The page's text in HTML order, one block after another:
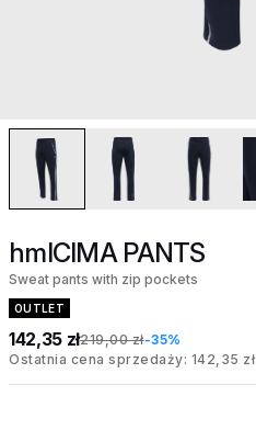
hmlCIMA PANTS
Sweat pants with zip pockets
OUTLET
142,35 zł219,00 zł-35%
Ostatnia cena sprzedaży: 142,35 zł